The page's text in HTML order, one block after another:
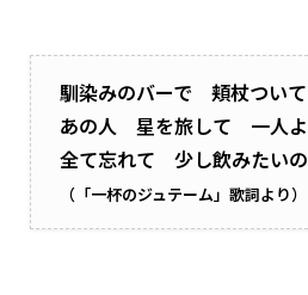
馴染みのバーで 頬杖ついて
あの人 星を旅して 一人よ
全て忘れて 少し飲みたいの
（「一杯のジュテーム」歌詞より）